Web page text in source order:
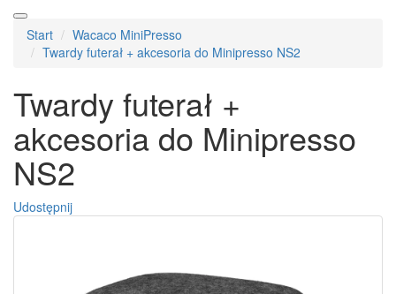
Start
Wacaco MiniPresso
Twardy futerał + akcesoria do Minipresso NS2
Twardy futerał +
akcesoria do Minipresso
NS2
Udostępnij